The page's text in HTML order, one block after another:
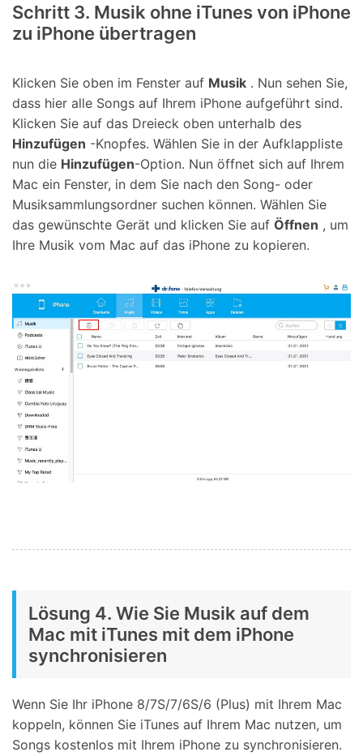
Schritt 3. Musik ohne iTunes von iPhone
zu iPhone übertragen
Klicken Sie oben im Fenster auf Musik . Nun sehen Sie,
dass hier alle Songs auf Ihrem iPhone aufgeführt sind.
Klicken Sie auf das Dreieck oben unterhalb des
Hinzufügen -Knopfes. Wählen Sie in der Aufklappliste
nun die Hinzufügen-Option. Nun öffnet sich auf Ihrem
Mac ein Fenster, in dem Sie nach den Song- oder
Musiksammlungsordner suchen können. Wählen Sie
das gewünschte Gerät und klicken Sie auf Öffnen , um
Ihre Musik vom Mac auf das iPhone zu kopieren.
Lösung 4. Wie Sie Musik auf dem
Mac mit iTunes mit dem iPhone
synchronisieren
Wenn Sie Ihr iPhone 8/7S/7/6S/6 (Plus) mit Ihrem Mac
koppeln, können Sie iTunes auf Ihrem Mac nutzen, um
Songs kostenlos mit Ihrem iPhone zu synchronisieren.